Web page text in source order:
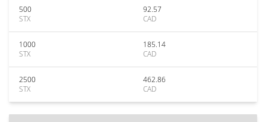
500
STX
92.57
CAD
1000
STX
185.14
CAD
2500
STX
462.86
CAD